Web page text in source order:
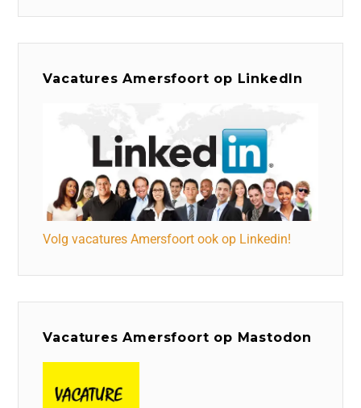
Vacatures Amersfoort op LinkedIn
Volg vacatures Amersfoort ook op Linkedin!
Vacatures Amersfoort op Mastodon